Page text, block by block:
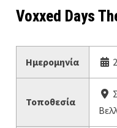
Voxxed Days
Ημερομηνία
Τοποθεσία